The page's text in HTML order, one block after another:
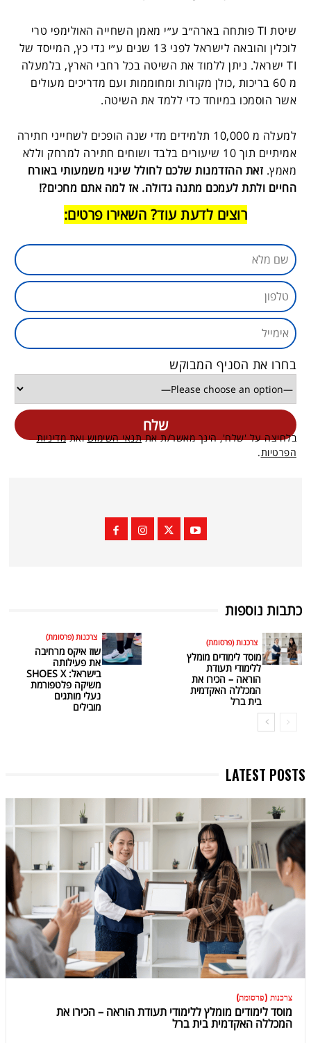
שיטת TI פותחה בארה״ב ע״י מאמן השחייה האולימפי טרי
לוכלין והובאה לישראל לפני 13 שנים ע״י גדי כץ, המייסד של
TI ישראל. ניתן ללמוד את השיטה בכל רחבי הארץ, בלמעלה
מ 60 בריכות ,כולן מקורות ומחוממות ועם מדריכים מעולים
אשר הוסמכו במיוחד כדי ללמד את השיטה.
למעלה מ 10,000 תלמידים מדי שנה הופכים לשחייני חתירה
אמיתיים תוך 10 שיעורים בלבד ושוחים חתירה למרחק וללא
מאמץ. זאת ההזדמנות שלכם לחולל שינוי משמעותי באורח
החיים ולתת לעמכם מתנה גדולה. אז למה אתם מחכים?!
רוצים לדעת עוד? השאירו פרטים:
בחרו את הסניף המבוקש
בלחיצה על 'שלח', הינך מאשר/ת אתתנאי השימושואתמדיניות
הפרטיות.
כתבות נוספות
צרכנות (פרסומת)
מוסד לימודים מומלץ
ללימודי תעודת
הוראה – הכירו את
המכללה האקדמית
בית ברל
צרכנות (פרסומת)
שוז איקס מרחיבה
את פעילותה
בישראל: SHOES X
משיקה פלטפורמת
נעלי מותגים
מובילים
LATEST POSTS
צרכנות (פרסומת)
מוסד לימודים מומלץ ללימודי תעודת הוראה – הכירו את
המכללה האקדמית בית ברל